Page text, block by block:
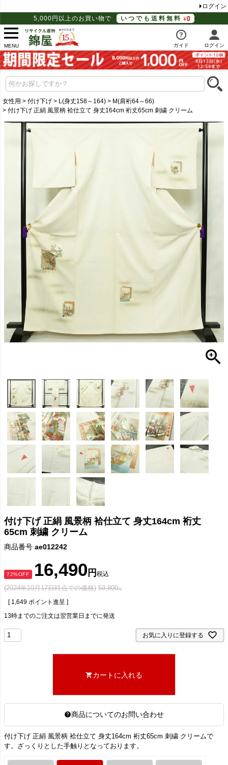
ログイン
5,000円以上のお買い物で
いつでも送料無料
MENU ガイド ログイン
女性用 付け下げ L(身丈158～164)
M(肩裄64～66)
付け下げ 正絹 風景柄 袷仕立て 身丈164cm 裄丈65cm 刺繍 クリーム
付け下げ 正絹 風景柄 袷仕立て 身丈164cm 裄丈
65cm 刺繍 クリーム
商品番号 ae012242
(2024年10月17日時点での価格) 59,800
72%OFF 16,490 税込
[ 1,649 ポイント進呈 ]
13時までのご注文は翌営業日までに発送
お気に入りに登録する
カートに入れる
商品についてのお問い合わせ
付け下げ 正絹 風景柄 袷仕立て 身丈164cm 裄丈65cm 刺繍 クリームで
す。ざっくりとした手触りとなっております。